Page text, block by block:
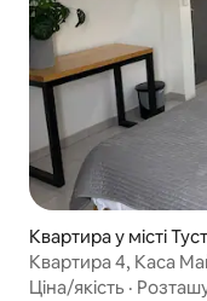
Квартира у місті
Квартира 4, Каса
Ціна/якість ·